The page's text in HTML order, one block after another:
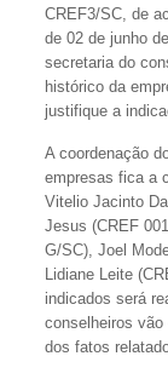
CREF3/SC, de
de 02 de junho
secretaria do
histórico da
justifique a
A coordenação
empresas fica a
Vitelio Jacinto
Jesus (CREF
G/SC), Joel
Lidiane Leite
indicados será
conselheiros
dos fatos